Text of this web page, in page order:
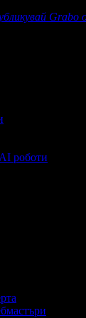
Grabo
роботи